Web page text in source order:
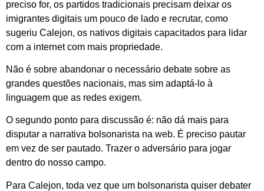
preciso for, os partidos tradicionais precisam deixar os
imigrantes digitais um pouco de lado e recrutar, como
sugeriu Calejon, os nativos digitais capacitados para lidar
com a internet com mais propriedade.
Não é sobre abandonar o necessário debate sobre as
grandes questões nacionais, mas sim adaptá-lo à
linguagem que as redes exigem.
O segundo ponto para discussão é: não dá mais para
disputar a narrativa bolsonarista na web. É preciso pautar
em vez de ser pautado. Trazer o adversário para jogar
dentro do nosso campo.
Para Calejon, toda vez que um bolsonarista quiser debater